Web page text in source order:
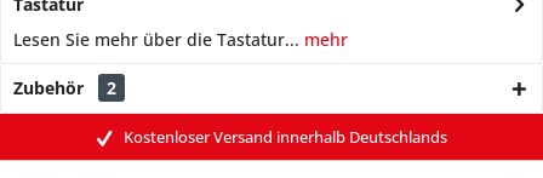
Lesen Sie mehr über die Tastatur... mehr
Zubehör 2
Kostenloser Versand innerhalb Deutschlands